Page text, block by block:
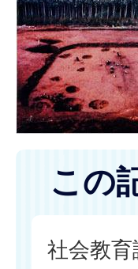
この
社会教